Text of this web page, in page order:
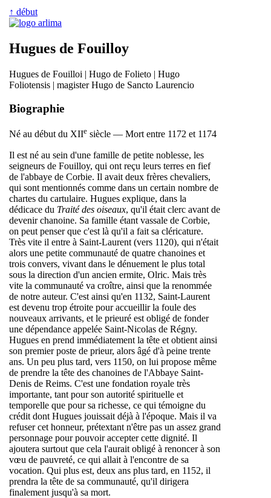
↑ début
Hugues de Fouilloy
Hugues de Fouilloi | Hugo de Folieto | Hugo
Foliotensis | magister Hugo de Sancto Laurencio
Biographie
Né au début du XIIe siècle — Mort entre 1172 et 1174
Il est né au sein d'une famille de petite noblesse, les
seigneurs de Fouilloy, qui ont reçu leurs terres en fief
de l'abbaye de Corbie. Il avait deux frères chevaliers,
qui sont mentionnés comme dans un certain nombre de
chartes du cartulaire. Hugues explique, dans la
dédicace du Traité des oiseaux, qu'il était clerc avant de
devenir chanoine. Sa famille étant vassale de Corbie,
on peut penser que c'est là qu'il a fait sa cléricature.
Très vite il entre à Saint-Laurent (vers 1120), qui n'était
alors une petite communauté de quatre chanoines et
trois convers, vivant dans le dénuement le plus total
sous la direction d'un ancien ermite, Olric. Mais très
vite la communauté va croître, ainsi que la renommée
de notre auteur. C'est ainsi qu'en 1132, Saint-Laurent
est devenu trop étroite pour accueillir la foule des
nouveaux arrivants, et le prieuré est obligé de fonder
une dépendance appelée Saint-Nicolas de Régny.
Hugues en prend immédiatement la tête et obtient ainsi
son premier poste de prieur, alors âgé d'à peine trente
ans. Un peu plus tard, vers 1150, on lui propose même
de prendre la tête des chanoines de l'Abbaye Saint-
Denis de Reims. C'est une fondation royale très
importante, tant pour son autorité spirituelle et
temporelle que pour sa richesse, ce qui témoigne du
crédit dont Hugues jouissait déjà à l'époque. Mais il va
refuser cet honneur, prétextant n'être pas un assez grand
personnage pour pouvoir accepter cette dignité. Il
ajoutera surtout que cela l'aurait obligé à renoncer à son
vœu de pauvreté, ce qui allait à l'encontre de sa
vocation. Qui plus est, deux ans plus tard, en 1152, il
prendra la tête de sa communauté, qu'il dirigera
finalement jusqu'à sa mort.